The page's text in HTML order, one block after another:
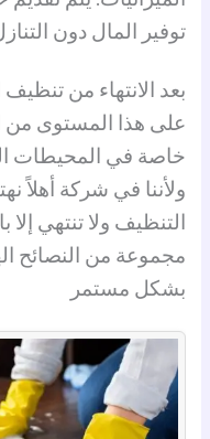
توفير المال دون
بعد الانتهاء من
على هذا المستوى من
خاصة في المحيطات
ولأننا في شركة أهلاً
التنظيف ولا تنتهي إلا
مجموعة من النصائح
بشكل مستمر